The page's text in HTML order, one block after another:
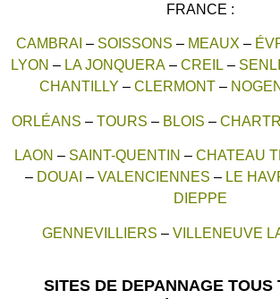
FRANCE :
CAMBRAI – SOISSONS – MEAUX –
LYON – LA JONQUERA – CREIL –
CHANTILLY – CLERMONT–
ORLÉANS – TOURS – BLOIS –
LAON – SAINT-QUENTIN – CHATEAU
– DOUAI – VALENCIENNES – LE
DIEPPE
GENNEVILLIERS – VILLENEUVE
SITES DE DEPANNAGE TOUS